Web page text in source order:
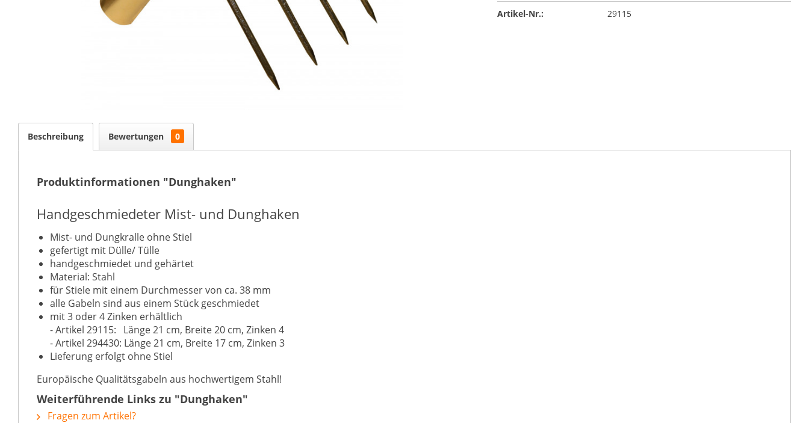
Artikel-Nr.: 29115
Beschreibung Bewertungen 0
Produktinformationen "Dunghaken"
Handgeschmiedeter Mist- und Dunghaken
Mist- und Dungkralle ohne Stiel
gefertigt mit Dülle/ Tülle
handgeschmiedet und gehärtet
Material: Stahl
für Stiele mit einem Durchmesser von ca. 38 mm
alle Gabeln sind aus einem Stück geschmiedet
mit 3 oder 4 Zinken erhältlich
- Artikel 29115: Länge 21 cm, Breite 20 cm, Zinken 4
- Artikel 294430: Länge 21 cm, Breite 17 cm, Zinken 3
Lieferung erfolgt ohne Stiel
Europäische Qualitätsgabeln aus hochwertigem Stahl!
Weiterführende Links zu "Dunghaken"
Fragen zum Artikel?